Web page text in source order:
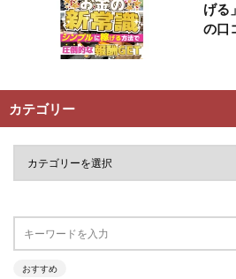
げる
の口
カテゴリー
おすすめ